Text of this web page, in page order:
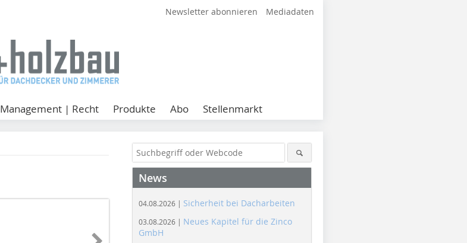
Newsletter abonnieren Mediadaten
Management | Recht Produkte Abo Stellenmarkt
News
04.08.2026 | Sicherheit bei Dacharbeiten
03.08.2026 | Neues Kapitel für die Zinco
GmbH